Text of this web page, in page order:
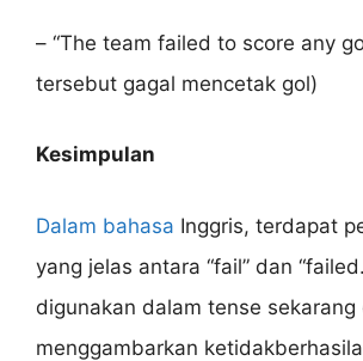
– “The team failed to score any
tersebut gagal mencetak gol)
Kesimpulan
Dalam bahasa Inggris, terdapat
yang jelas antara “fail” dan “failed.
digunakan dalam tense sekarang
menggambarkan